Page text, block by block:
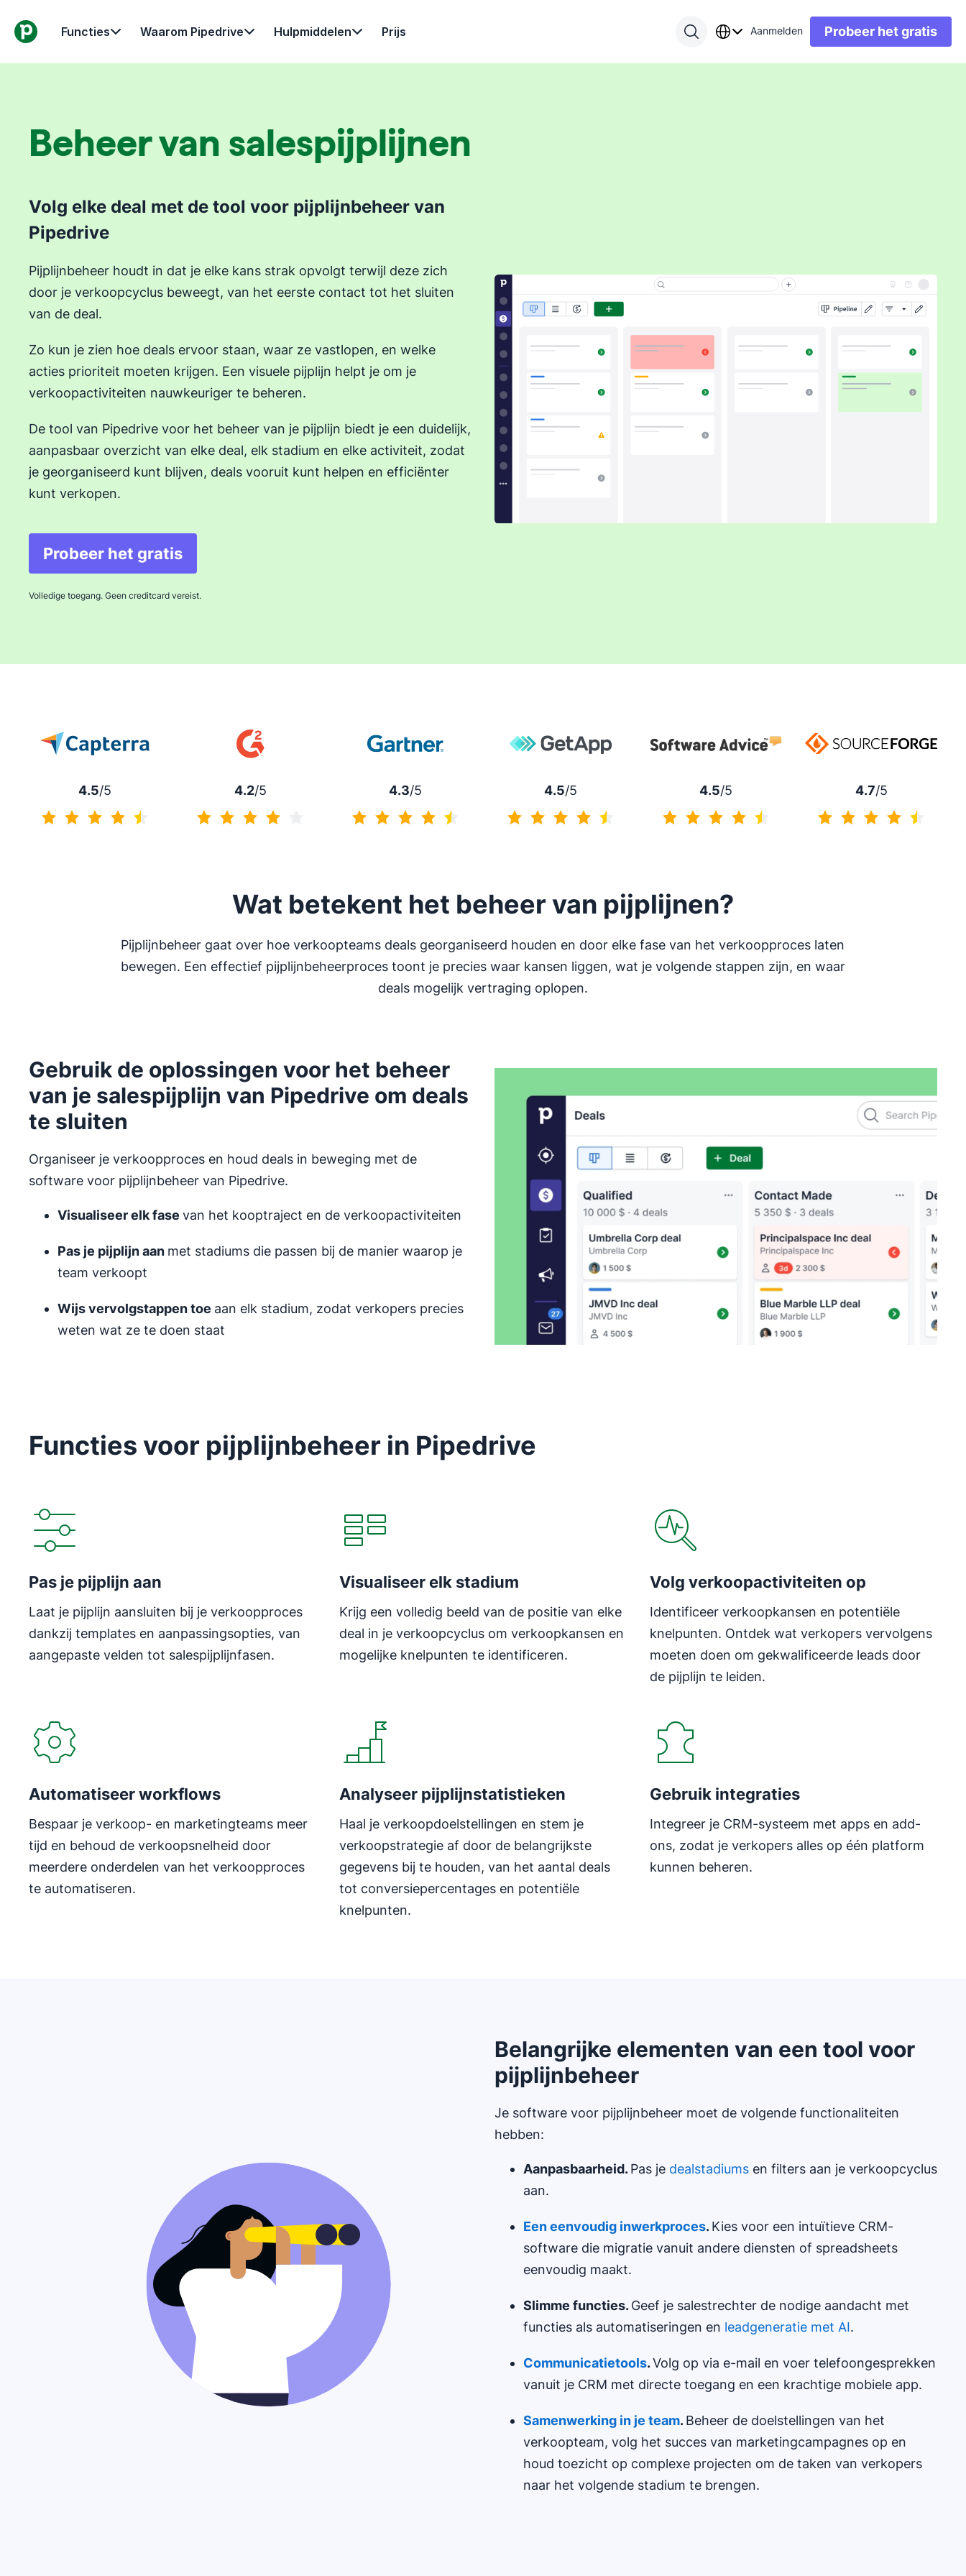
Functies Waarom Pipedrive Hulpmiddelen Prijs Aanmelden Probeer het gratis
Beheer van salespijplijnen
Volg elke deal met de tool voor pijplijnbeheer van
Pipedrive
Pijplijnbeheer houdt in dat je elke kans strak opvolgt terwijl deze zich
door je verkoopcyclus beweegt, van het eerste contact tot het sluiten
van de deal.
Zo kun je zien hoe deals ervoor staan, waar ze vastlopen, en welke
acties prioriteit moeten krijgen. Een visuele pijplijn helpt je om je
verkoopactiviteiten nauwkeuriger te beheren.
De tool van Pipedrive voor het beheer van je pijplijn biedt je een duidelijk,
aanpasbaar overzicht van elke deal, elk stadium en elke activiteit, zodat
je georganiseerd kunt blijven, deals vooruit kunt helpen en efficiënter
kunt verkopen.
Probeer het gratis
Volledige toegang. Geen creditcard vereist.
4.5/5 4.2/5 4.3/5 4.5/5 4.5/5 4.7/5
Wat betekent het beheer van pijplijnen?
Pijplijnbeheer gaat over hoe verkoopteams deals georganiseerd houden en door elke fase van het verkoopproces laten
bewegen. Een effectief pijplijnbeheerproces toont je precies waar kansen liggen, wat je volgende stappen zijn, en waar
deals mogelijk vertraging oplopen.
Gebruik de oplossingen voor het beheer
van je salespijplijn van Pipedrive om deals
te sluiten
Organiseer je verkoopproces en houd deals in beweging met de
software voor pijplijnbeheer van Pipedrive.
Visualiseer elk fase van het kooptraject en de verkoopactiviteiten
Pas je pijplijn aan met stadiums die passen bij de manier waarop je
team verkoopt
Wijs vervolgstappen toe aan elk stadium, zodat verkopers precies
weten wat ze te doen staat
Functies voor pijplijnbeheer in Pipedrive
Pas je pijplijn aan
Laat je pijplijn aansluiten bij je verkoopproces
dankzij templates en aanpassingsopties, van
aangepaste velden tot salespijplijnfasen.
Visualiseer elk stadium
Krijg een volledig beeld van de positie van elke
deal in je verkoopcyclus om verkoopkansen en
mogelijke knelpunten te identificeren.
Volg verkoopactiviteiten op
Identificeer verkoopkansen en potentiële
knelpunten. Ontdek wat verkopers vervolgens
moeten doen om gekwalificeerde leads door
de pijplijn te leiden.
Automatiseer workflows
Bespaar je verkoop- en marketingteams meer
tijd en behoud de verkoopsnelheid door
meerdere onderdelen van het verkoopproces
te automatiseren.
Analyseer pijplijnstatistieken
Haal je verkoopdoelstellingen en stem je
verkoopstrategie af door de belangrijkste
gegevens bij te houden, van het aantal deals
tot conversiepercentages en potentiële
knelpunten.
Gebruik integraties
Integreer je CRM-systeem met apps en add-
ons, zodat je verkopers alles op één platform
kunnen beheren.
Belangrijke elementen van een tool voor
pijplijnbeheer
Je software voor pijplijnbeheer moet de volgende functionaliteiten
hebben:
Aanpasbaarheid.Pas je dealstadiums en filters aan je verkoopcyclus
aan.
Een eenvoudig inwerkproces.Kies voor een intuïtieve CRM-
software die migratie vanuit andere diensten of spreadsheets
eenvoudig maakt.
Slimme functies.Geef je salestrechter de nodige aandacht met
functies als automatiseringen en leadgeneratie met AI.
Communicatietools.Volg op via e-mail en voer telefoongesprekken
vanuit je CRM met directe toegang en een krachtige mobiele app.
Samenwerking in je team.Beheer de doelstellingen van het
verkoopteam, volg het succes van marketingcampagnes op en
houd toezicht op complexe projecten om de taken van verkopers
naar het volgende stadium te brengen.